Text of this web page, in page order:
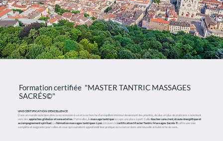
Formation certifiée "MASTER TANTRIC MASSAGES
SACRÉS©"
UNE CERTIFICATION D'EXCELLENCE
Dans un monde où le bien-être, la reconnexion à soi et la recherche d’un équilibre intérieur deviennent des priorités, de plus en plus de praticiens s’orientent
vers desapproches globales et sensorielles . Parmi elles, lemassage tantriqueoccupe une place à part. Il allietoucher conscient, écoute énergétique et
accompagnement spirituel. Laformation massages tantriques Lyon , à travers lacertification Master Tantric Massages Sacrés © , offre une voie
complète et exigeante pour celles et ceux qui souhaitent approfondir leur pratique ou se lancer dans une nouvelle activité riche de sens.